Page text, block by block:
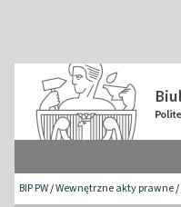
BIP PW/Wewnętrzne akty prawne/